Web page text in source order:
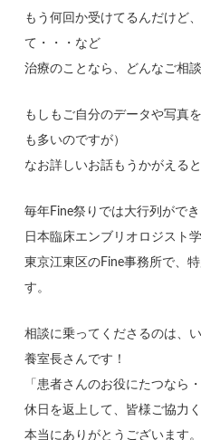
もう何回か受けてるんだけど
て・・・など
治療のことなら、どんなご相
もしもご自分のデータや写真
も多いのですが）
なお詳しいお話もうかがえると
毎年Fine祭りでは大行列がで
日本臨床エンブリオロジスト
東京江東区のFine事務所で、
す。
相談に乗ってくださるのは、
養室長さんです！
「患者さんのお役にたつなら
休日を返上して、皆様ご協力
本当にありがとうございます